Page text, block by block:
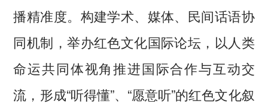
播精准度。构建学术、媒体、民间话语协
同机制，举办红色文化国际论坛，以人类
命运共同体视角推进国际合作与互动交
流，形成“听得懂”、“愿意听”的红色文化叙